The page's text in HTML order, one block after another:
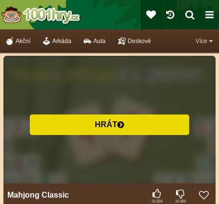
Více
Akční Arkáda Auta Deskové
HRÁT
Mahjong Classic
31.824 14.469